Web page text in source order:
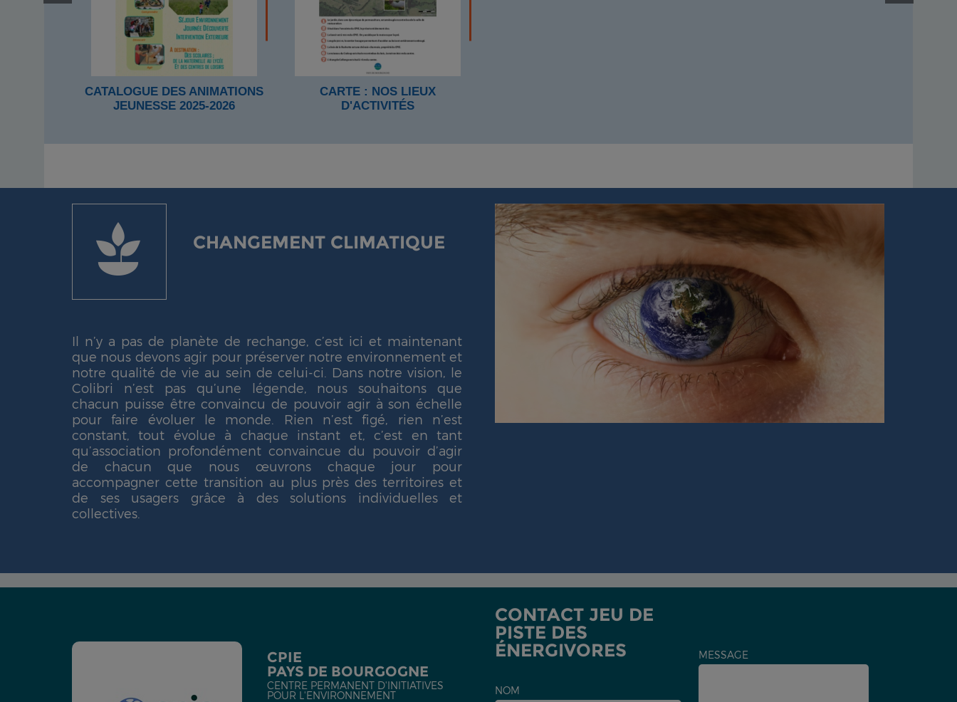
CATALOGUE DES ANIMATIONS
JEUNESSE 2025-2026
CARTE : NOS LIEUX
D'ACTIVITÉS
CHANGEMENT CLIMATIQUE
Il n’y a pas de planète de rechange, c’est ici et maintenant
que nous devons agir pour préserver notre environnement et
notre qualité de vie au sein de celui-ci.
Dans notre vision, le
Colibri n’est pas qu’une légende, nous souhaitons que
chacun puisse être convaincu de pouvoir agir à son échelle
pour faire évoluer le monde.
Rien n’est figé, rien n’est
constant, tout évolue à chaque instant et, c’est en tant
qu’association profondément convaincue du pouvoir d’agir
de chacun que nous œuvrons chaque jour pour
accompagner cette transition au plus près des territoires et
de ses usagers grâce à des solutions individuelles et
collectives.
CPIE
PAYS DE BOURGOGNE
CENTRE PERMANENT D'INITIATIVES
POUR L'ENVIRONNEMENT
CONTACT JEU DE
PISTE DES
ÉNERGIVORES
NOM
MESSAGE